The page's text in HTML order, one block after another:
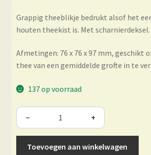
Grappig theeblikje bedrukt alsof het
houten theekist is. Met scharnierdeksel.
Afmetingen: 76 x 76 x 97 mm, geschikt
thee van een gemiddelde grofte in te
137 op voorraad
− +
Toevoegen aan winkelwagen